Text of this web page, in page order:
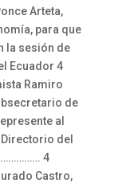
Arteta,
para que
la sesión de
Ecuador 4
Ramiro
de
al
del
4
Castro,